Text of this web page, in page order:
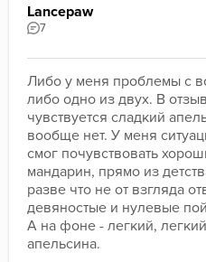
Lancepaw
7
Либо у меня проблемы с
либо одно из двух. В
чувствуется сладкий
вообще нет. У меня
смог почувствовать
мандарин, прямо из
разве что не от взгляда
девяностые и нулевые
А на фоне - легкий,
апельсина.